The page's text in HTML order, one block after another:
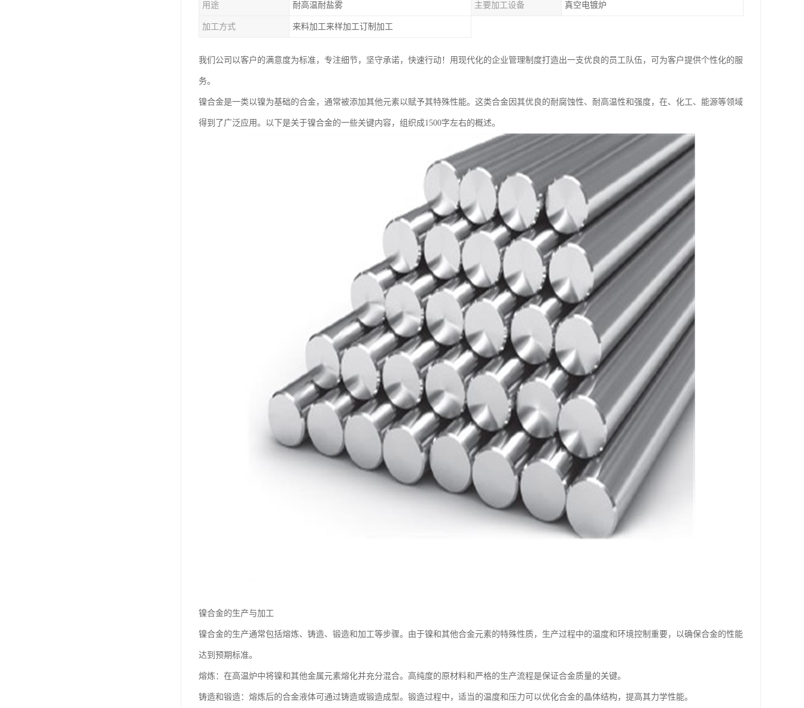
用途 耐高温耐盐雾 主要加工设备 真空电镀炉
加工方式 来料加工来样加工订制加工
我们公司以客户的满意度为标准，专注细节，坚守承诺，快速行动！用现代化的企业管理制度打造出一支优良的员工队伍，可为客户提供个性化的服
务。
镍合金是一类以镍为基础的合金，通常被添加其他元素以赋予其特殊性能。这类合金因其优良的耐腐蚀性、耐高温性和强度，在、化工、能源等领域
得到了广泛应用。以下是关于镍合金的一些关键内容，组织成1500字左右的概述。
镍合金的生产与加工
镍合金的生产通常包括熔炼、铸造、锻造和加工等步骤。由于镍和其他合金元素的特殊性质，生产过程中的温度和环境控制重要，以确保合金的性能
达到预期标准。
熔炼：在高温炉中将镍和其他金属元素熔化并充分混合。高纯度的原材料和严格的生产流程是保证合金质量的关键。
铸造和锻造：熔炼后的合金液体可通过铸造或锻造成型。锻造过程中，适当的温度和压力可以优化合金的晶体结构，提高其力学性能。